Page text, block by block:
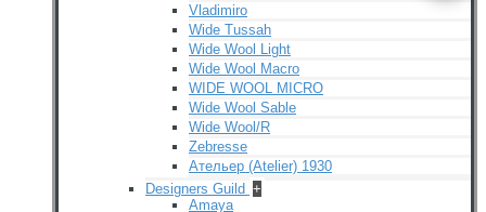
Vladimiro
Wide Tussah
Wide Wool Light
Wide Wool Macro
WIDE WOOL MICRO
Wide Wool Sable
Wide Wool/R
Zebresse
Ательер (Atelier) 1930
Designers Guild +
Amaya